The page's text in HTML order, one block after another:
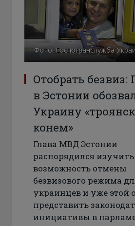
Фото: Госпогранслужба
Отобрать
в Эстонии
Украину
конем»
Глава МВД Эстонии
распорядился изучить
возможность отмены
безвизового режима
украинцев и уже этой
представить
инициативы в